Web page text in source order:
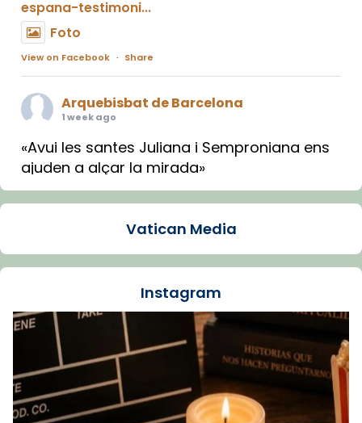
espana-testimoni...
Foto
View on Facebook · Share
Arquebisbat de Barcelona
1 week ago
«Avui les santes Juliana i Semproniana ens
ajuden a alçar la mirada»
Mons. Sergi Gordo, bisbe de Tortosa, ha
Santes de Mataró.
🔗tinyurl.com/cvu5jmbk
Foto
View on Facebook Share
Arquebisbat de Barcelonais at Catedral
de Barcelona.
1 week ago
Vatican Media
Instagram